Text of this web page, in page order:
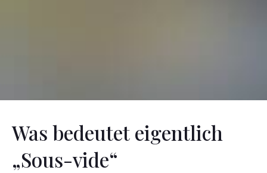
Was bedeutet eigentlich
„Sous-vide“